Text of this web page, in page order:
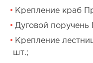
Крепление краб
Дуговой
Крепление
шт.;